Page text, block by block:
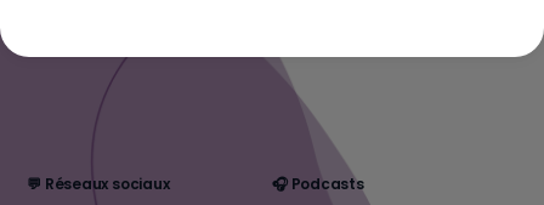
💬 Réseaux sociaux 🎧 Podcasts